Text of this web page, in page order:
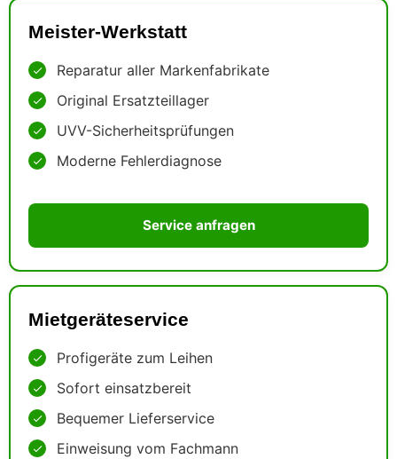
Meister-Werkstatt
Reparatur aller Markenfabrikate
Original Ersatzteillager
UVV-Sicherheitsprüfungen
Moderne Fehlerdiagnose
Service anfragen
Mietgeräteservice
Profigeräte zum Leihen
Sofort einsatzbereit
Bequemer Lieferservice
Einweisung vom Fachmann